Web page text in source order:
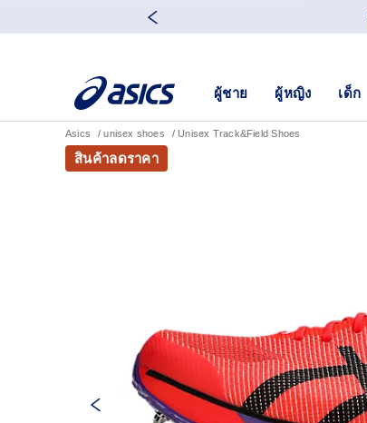
ผู้ชาย ผู้หญิง เด็ก
Asics unisex shoes Unisex Track&Field Shoes
สินค้าลดราคา